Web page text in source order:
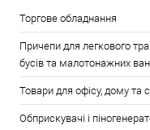
Торгове обладнання
Причепи для легкового
бусів та малотонажних
Товари для офісу, дому та
Обприскувачі і